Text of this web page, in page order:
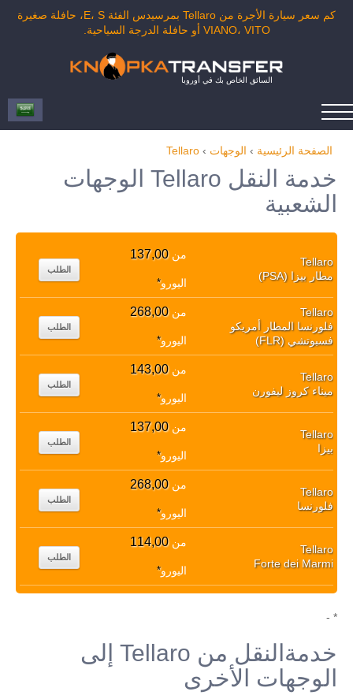
كم سعر سيارة الأجرة من Tellaro بمرسيدس الفئة E، S، حافلة صغيرة
VIANO، VITO أو حافلة الدرجة السياحية.
السائق الخاص بك في أوروبا
الصفحة الرئيسية › الوجهات ›
Tellaro
خدمة النقل Tellaro الوجهات
الشعبية
Tellaro
مطار بيزا (PSA)
من137,00
اليورو*
الطلب
Tellaro
فلورنسا المطار أمريكو
فسبوتشي (FLR)
من268,00
اليورو*
الطلب
Tellaro
ميناء كروز ليفورن
من143,00
اليورو*
الطلب
Tellaro
بيزا
من137,00
اليورو*
الطلب
Tellaro
فلورنسا
من268,00
اليورو*
الطلب
Tellaro
Forte dei Marmi
من114,00
اليورو*
الطلب
* -
خدمةالنقل من Tellaro إلى
الوجهات الأخرى